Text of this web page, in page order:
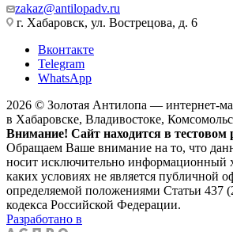
zakaz@antilopadv.ru
г. Хабаровск, ул. Вострецова, д. 6
Вконтакте
Telegram
WhatsApp
2026 © Золотая Антилопа — интернет-
в Хабаровске, Владивостоке,
Внимание! Сайт находится в тестовом
Обращаем Ваше внимание на то, что
носит исключительно информационный
каких условиях не является публичной
определяемой положениями Статьи 437
кодекса Российской Федерации.
Разработано в